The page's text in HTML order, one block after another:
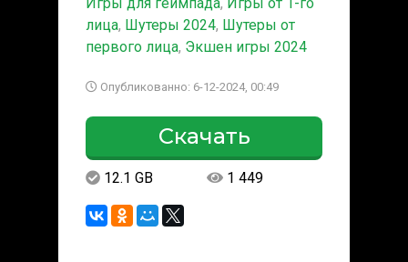
лица, Шутеры 2024, Шутеры от
первого лица, Экшен игры 2024
Опубликованно: 6-12-2024, 00:49
Скачать
12.1 GB 1 449